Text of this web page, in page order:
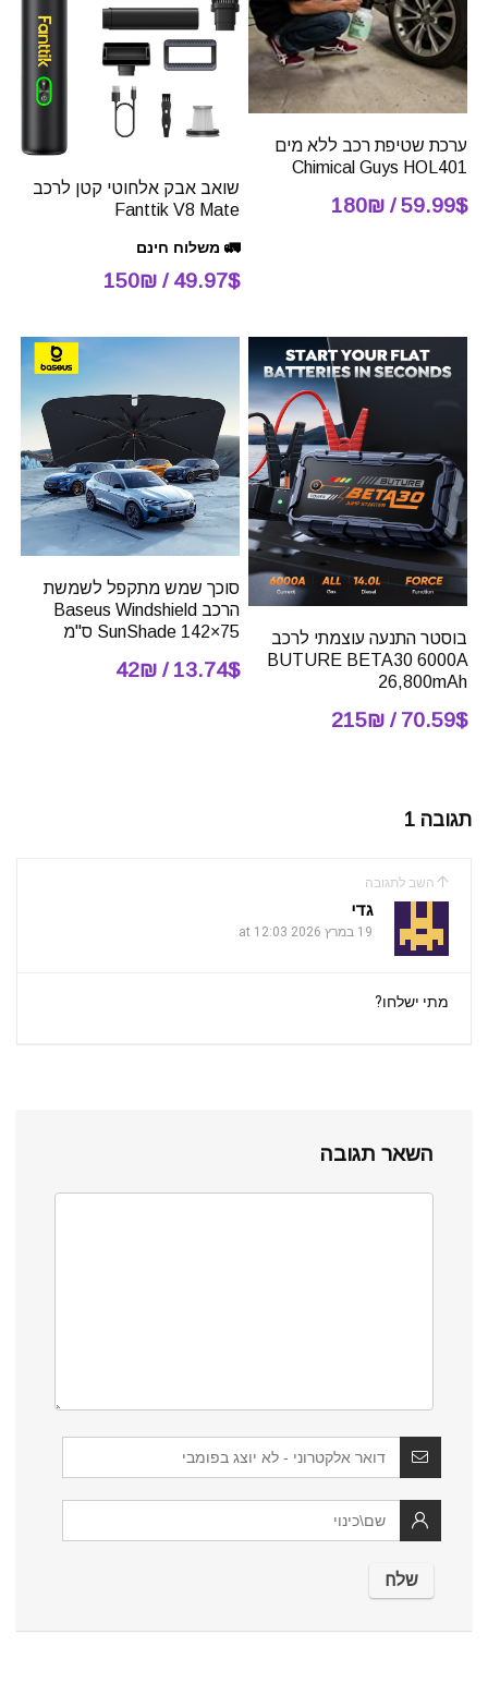
ערכת שטיפת רכב ללא מים
Chimical Guys HOL401
59.99$ / 180₪
שואב אבק אלחוטי קטן לרכב
Fanttik V8 Mate
🚛 משלוח חינם
49.97$ / 150₪
בוסטר התנעה עוצמתי לרכב
BUTURE BETA30 6000A
26,800mAh
70.59$ / 215₪
סוכך שמש מתקפל לשמשת
הרכב Baseus Windshield
SunShade 142×75 ס"מ
13.74$ / 42₪
תגובה 1
השב לתגובה
גדי
19 במרץ 2026 at 12:03
מתי ישלחו?
השאר תגובה